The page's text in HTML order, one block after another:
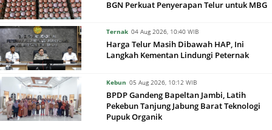
BGN Perkuat Penyerapan Telur untuk MBG
Ternak 04 Aug 2026, 10:40 WIB
Harga Telur Masih Dibawah HAP, Ini
Langkah Kementan Lindungi Peternak
Kebun 05 Aug 2026, 10:12 WIB
BPDP Gandeng Bapeltan Jambi, Latih
Pekebun Tanjung Jabung Barat Teknologi
Pupuk Organik